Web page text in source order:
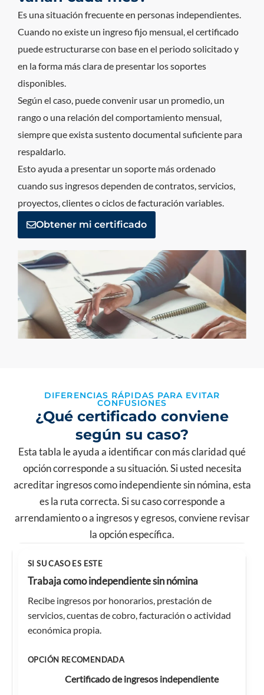
Es una situación frecuente en personas independientes.
Cuando no existe un ingreso fijo mensual, el certificado
puede estructurarse con base en el periodo solicitado y
en la forma más clara de presentar los soportes
disponibles.
Según el caso, puede convenir usar un promedio, un
rango o una relación del comportamiento mensual,
siempre que exista sustento documental suficiente para
respaldarlo.
Esto ayuda a presentar un soporte más ordenado
cuando sus ingresos dependen de contratos, servicios,
proyectos, clientes o ciclos de facturación variables.
Obtener mi certificado
DIFERENCIAS RÁPIDAS PARA EVITAR
CONFUSIONES
¿Qué certificado conviene
según su caso?
Esta tabla le ayuda a identificar con más claridad qué
opción corresponde a su situación. Si usted necesita
acreditar ingresos como independiente sin nómina, esta
es la ruta correcta. Si su caso corresponde a
arrendamiento o a ingresos y egresos, conviene revisar
la opción específica.
Trabaja como independiente sin nómina
Recibe ingresos por honorarios, prestación de
servicios, cuentas de cobro, facturación o actividad
económica propia.
Certificado de ingresos independiente